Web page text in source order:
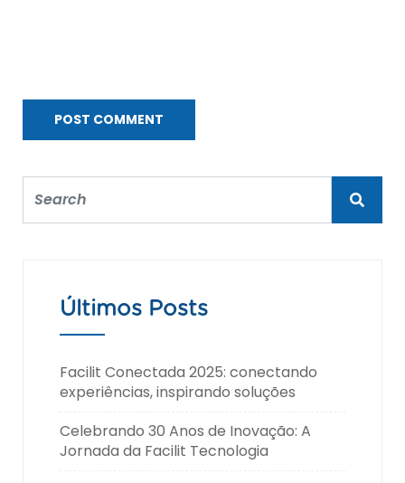
Últimos Posts
Facilit Conectada 2025: conectando
experiências, inspirando soluções
Celebrando 30 Anos de Inovação: A
Jornada da Facilit Tecnologia